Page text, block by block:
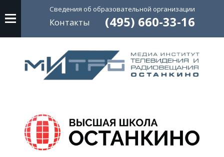
Сведения об образовательной организации
Контакты (495) 660-33-16